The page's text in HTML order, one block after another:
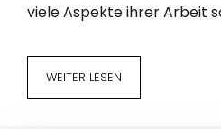
viele Aspekte ihrer Arbeit
WEITER LESEN